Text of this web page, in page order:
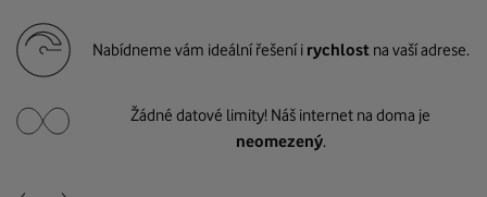
Nabídneme vám ideální řešení i rychlost na vaší adrese.
Žádné datové limity! Náš internet na doma je
neomezený.